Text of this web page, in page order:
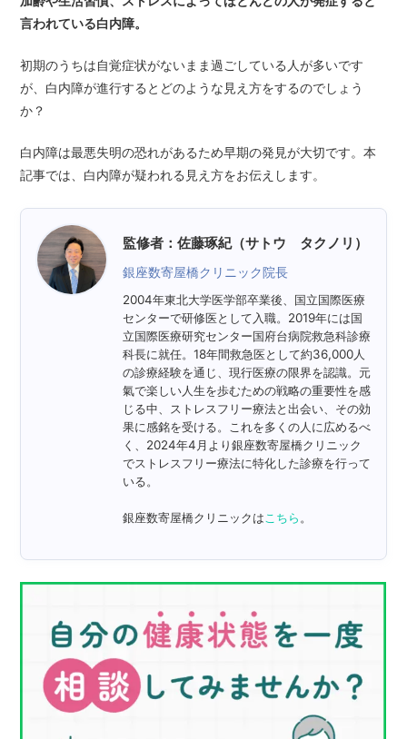
言われている白内障。
初期のうちは自覚症状がないまま過ごしている人が多いです
が、白内障が進行するとどのような見え方をするのでしょう
か？
白内障は最悪失明の恐れがあるため早期の発見が大切です。本
記事では、白内障が疑われる見え方をお伝えします。
監修者：佐藤琢紀（サトウ タクノリ）
銀座数寄屋橋クリニック院長
2004年東北大学医学部卒業後、国立国際医療
センターで研修医として入職。2019年には国
立国際医療研究センター国府台病院救急科診療
科長に就任。18年間救急医として約36,000人
の診療経験を通じ、現行医療の限界を認識。元
氣で楽しい人生を歩むための戦略の重要性を感
じる中、ストレスフリー療法と出会い、その効
果に感銘を受ける。これを多くの人に広めるべ
く、2024年4月より銀座数寄屋橋クリニック
でストレスフリー療法に特化した診療を行って
いる。
銀座数寄屋橋クリニックは こちら 。